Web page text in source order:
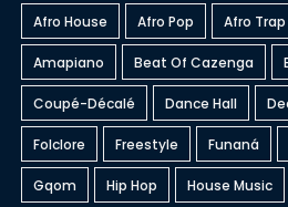
Afro House Afro Pop Afro Trap
Amapiano Beat Of Cazenga
Coupé-Décalé Dance Hall
Folclore Freestyle Funaná
Gqom Hip Hop House Music